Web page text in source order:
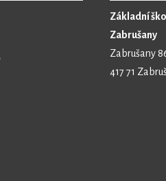
Základní
Zabrušany
Zabrušany
417 71